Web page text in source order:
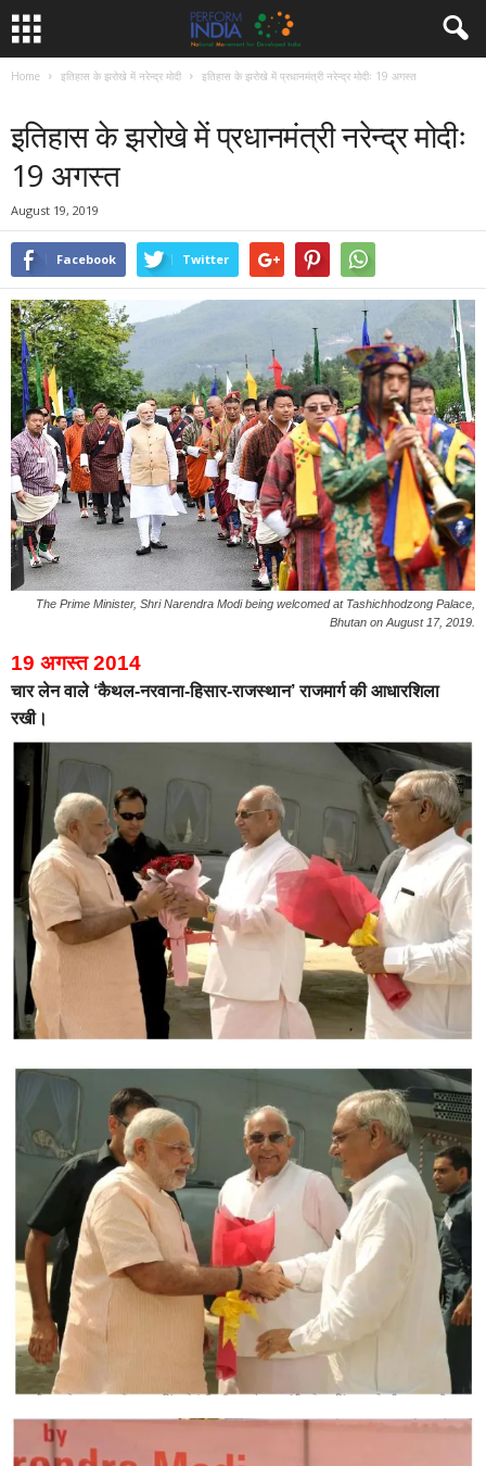
Home इतिहास के झरोखे में नरेन्द्र मोदी इतिहास के झरोखे में प्रधानमंत्री नरेन्द्र मोदीः 19 अगस्त
इतिहास के झरोखे में प्रधानमंत्री नरेन्द्र मोदीः
19 अगस्त
August 19, 2019
Facebook Twitter
The Prime Minister, Shri Narendra Modi being welcomed at Tashichhodzong Palace,
Bhutan on August 17, 2019.
19 अगस्त 2014
चार लेन वाले ‘कैथल-नरवाना-हिसार-राजस्थान’ राजमार्ग की आधारशिला
रखी।